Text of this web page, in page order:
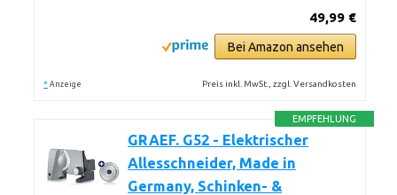
49,99 €
Bei Amazon ansehen
* Anzeige Preis inkl. MwSt., zzgl. Versandkosten
EMPFEHLUNG
GRAEF. G52 - Elektrischer
Allesschneider, Made in
Germany, Schinken- &